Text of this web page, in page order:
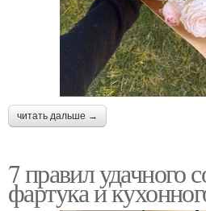
читать дальше →
7 правил удачного
фартука и